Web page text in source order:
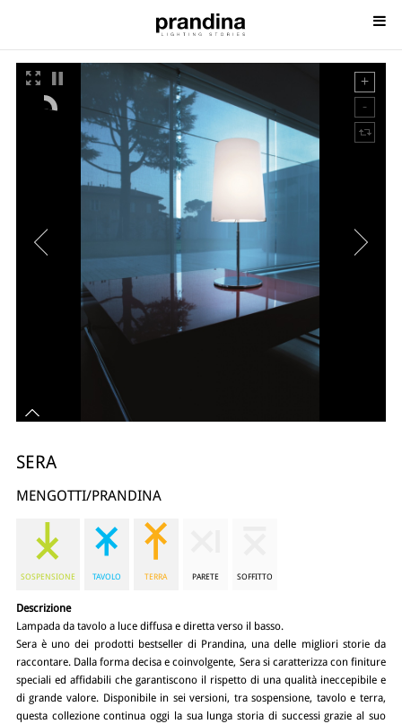
SERA
MENGOTTI/PRANDINA
SOSPENSIONE TAVOLO TERRA PARETE SOFFITTO
Descrizione
Lampada da tavolo a luce diffusa e diretta verso il basso.
Sera è uno dei prodotti bestseller di Prandina, una delle migliori storie da
raccontare. Dalla forma decisa e coinvolgente, Sera si caratterizza con finiture
speciali ed affidabili che garantiscono il rispetto di una qualità ineccepibile e
di grande valore. Disponibile in sei versioni, tra sospensione, tavolo e terra,
questa collezione continua oggi la sua lunga storia di successi grazie al suo